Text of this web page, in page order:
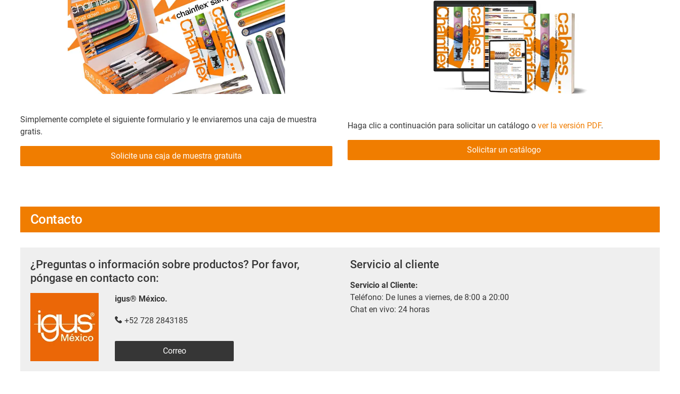
Simplemente complete el siguiente formulario y le enviaremos una caja de muestra
gratis.
Solicite una caja de muestra gratuita
Haga clic a continuación para solicitar un catálogo o ver la versión PDF.
Solicitar un catálogo
Contacto
¿Preguntas o información sobre productos? Por favor,
póngase en contacto con:
igus® México.
+52 728 2843185
Correo
Servicio al cliente
Servicio al Cliente:
Teléfono: De lunes a viernes, de 8:00 a 20:00
Chat en vivo: 24 horas